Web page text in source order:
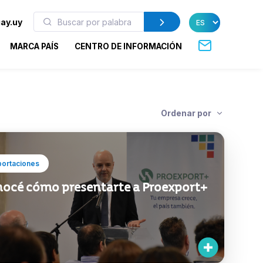
MARCA PAÍS CENTRO DE INFORMACIÓN
Ordenar por
cómo presentarte a Proexport+